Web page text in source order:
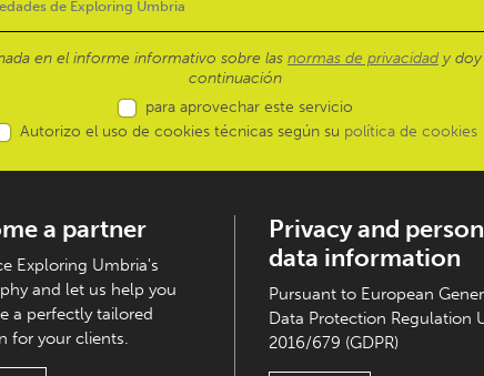
en el informe informativo sobre las normas de privacidad y
continuación
para aprovechar este servicio
Autorizo el uso de cookies técnicas según su política de cookies
a partner
Exploring Umbria's
and let us help you
a perfectly tailored
for your clients.
Privacy and
data information
Pursuant to European
Data Protection Regulation
2016/679 (GDPR)